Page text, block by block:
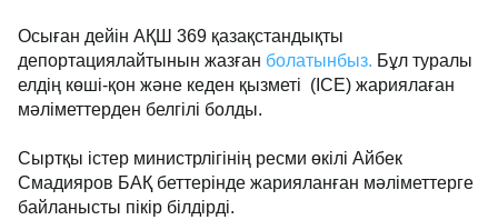
Осыған дейін АҚШ 369 қазақстандықты
депортациялайтынын жазған болатынбыз. Бұл туралы
елдің көші-қон және кеден қызметі (ICE) жариялаған
мәліметтерден белгілі болды.
Сыртқы істер министрлігінің ресми өкілі Айбек
Смадияров БАҚ беттерінде жарияланған мәліметтерге
байланысты пікір білдірді.